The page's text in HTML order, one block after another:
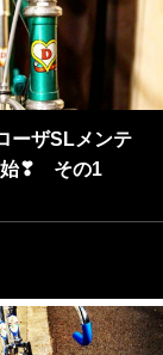
ーザSLメンテ
始❣ その1